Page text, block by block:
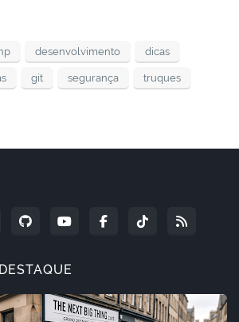
desenvolvimento dicas
git segurança truques